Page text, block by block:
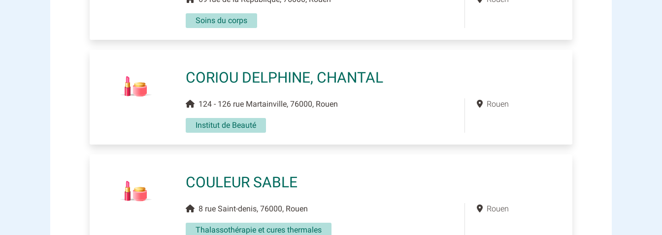
Soins du corps
CORIOU DELPHINE, CHANTAL
124 - 126 rue Martainville, 76000, Rouen
Institut de Beauté
Rouen
COULEUR SABLE
8 rue Saint-denis, 76000, Rouen
Thalassothérapie et cures thermales
Rouen